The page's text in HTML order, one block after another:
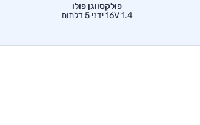
פולקסווגן פולו
1.4 16V ידני 5 דלתות